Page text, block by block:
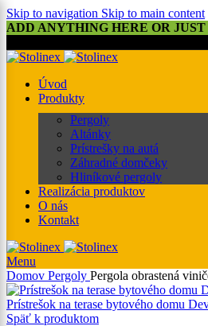
Skip to navigation Skip to main content
ADD ANYTHING HERE OR
Úvod
Produkty
Pergoly
Altánky
Prístrešky na autá
Záhradné domčeky
Hliníkové pergoly
Realizácia produktov
O nás
Kontakt
Menu
Domov Pergoly Pergola obrastená
Prístrešok na terase bytového domu
Späť k produktom